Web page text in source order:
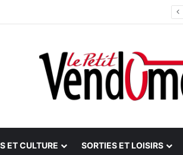
ET CULTURE SORTIES ET LOISIRS